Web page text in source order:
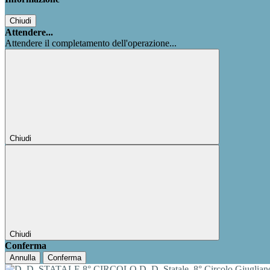
Chiudi
Attendere...
Attendere il completamento dell'operazione...
Chiudi
Chiudi
Conferma
Annulla Conferma